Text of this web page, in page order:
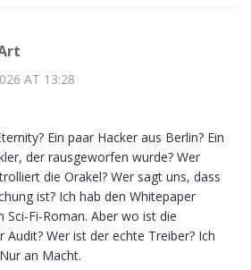
AT 13:28
Ein paar Hacker aus Berlin? Ein
der rausgeworfen wurde? Wer
die Orakel? Wer sagt uns, dass
ist? Ich hab den Whitepaper
Sci-Fi-Roman. Aber wo ist die
Audit? Wer ist der echte Treiber? Ich
an Macht.